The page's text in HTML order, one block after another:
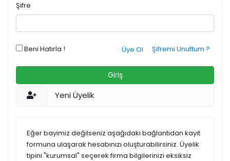
Şifre
Beni Hatırla ! Şifremi Unuttum ?
Üye Ol
Giriş
Yeni Üyelik
Eğer bayimiz değilseniz aşağıdaki bağlantıdan kayıt
formuna ulaşarak hesabınızı oluşturabilirsiniz. Üyelik
tipini "kurumsal" seçerek firma bilgilerinizi eksiksiz